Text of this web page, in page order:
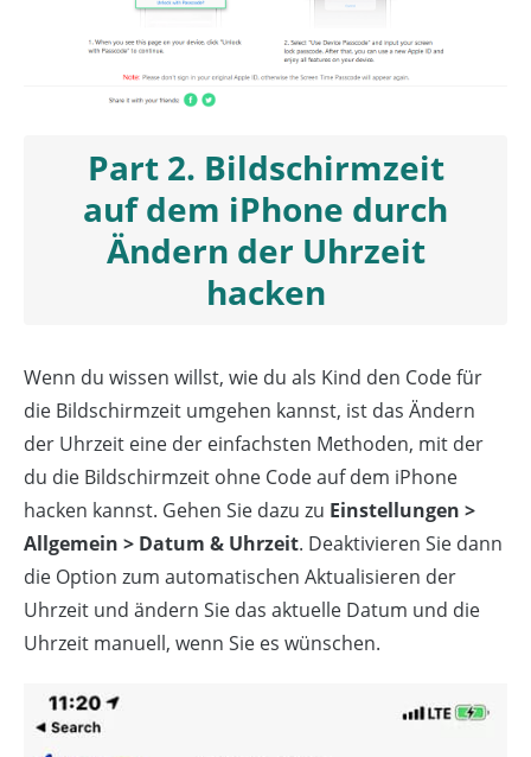
Part 2. Bildschirmzeit
auf dem iPhone durch
Ändern der Uhrzeit
hacken
Wenn du wissen willst, wie du als Kind den Code für
die Bildschirmzeit umgehen kannst, ist das Ändern
der Uhrzeit eine der einfachsten Methoden, mit der
du die Bildschirmzeit ohne Code auf dem iPhone
hacken kannst. Gehen Sie dazu zu Einstellungen >
Allgemein > Datum & Uhrzeit. Deaktivieren Sie dann
die Option zum automatischen Aktualisieren der
Uhrzeit und ändern Sie das aktuelle Datum und die
Uhrzeit manuell, wenn Sie es wünschen.